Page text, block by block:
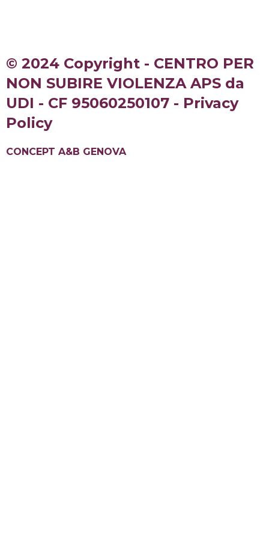
© 2024 Copyright - CENTRO PER
NON SUBIRE VIOLENZA APS da
UDI - CF 95060250107 - Privacy
Policy
CONCEPT A&B GENOVA